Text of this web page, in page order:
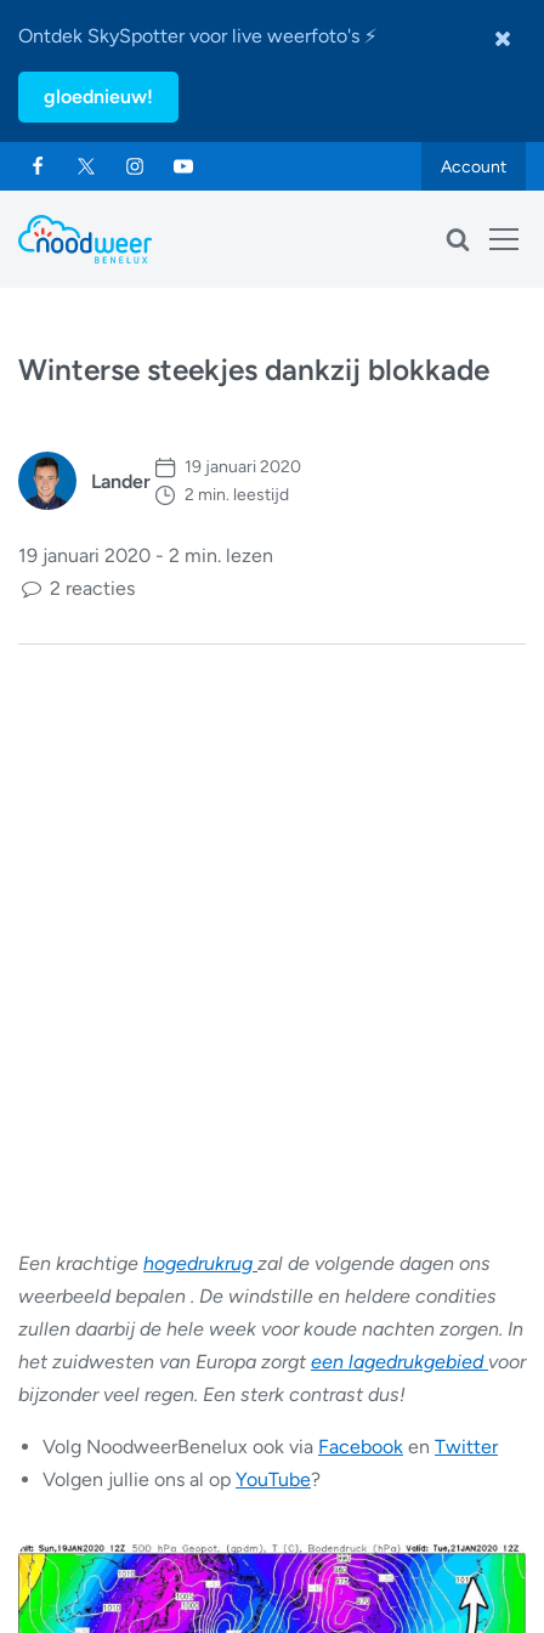
Ontdek SkySpotter voor live weerfoto's ⚡
gloednieuw!
Account
Winterse steekjes dankzij blokkade
Lander
19 januari 2020
2 min. leestijd
19 januari 2020 - 2 min. lezen
2 reacties
Een krachtige hogedrukrug zal de volgende dagen ons
weerbeeld bepalen . De windstille en heldere condities
zullen daarbij de hele week voor koude nachten zorgen. In
het zuidwesten van Europa zorgt een lagedrukgebied voor
bijzonder veel regen. Een sterk contrast dus!
Volg NoodweerBenelux ook via Facebook en Twitter
Volgen jullie ons al op YouTube?